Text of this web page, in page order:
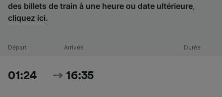
des billets de train à une heure ou date ultérieure,
cliquez ici.
Départ Arrivée Durée
01:24 16:35